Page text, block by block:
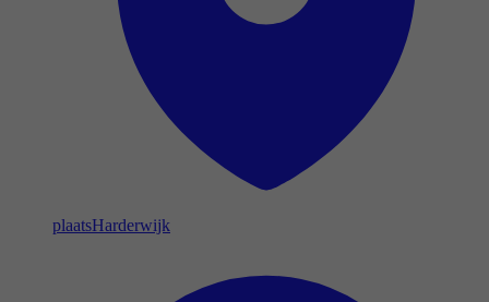
plaatsHarderwijk